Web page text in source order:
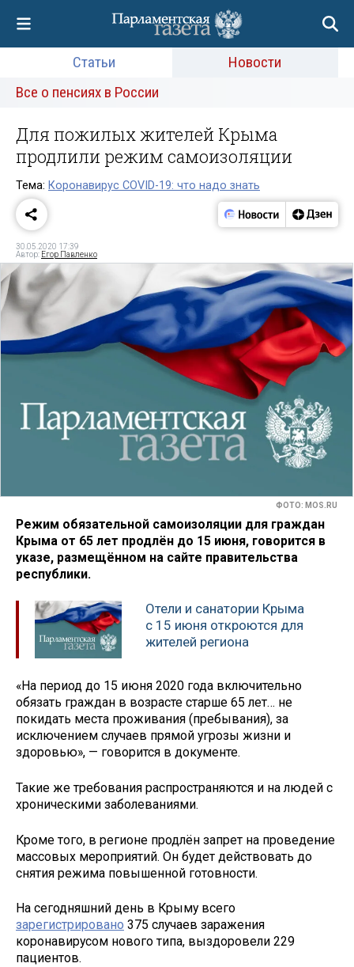
Статьи
Новости
Все о пенсиях в России
Для пожилых жителей Крыма
продлили режим самоизоляции
Тема: Коронавирус COVID-19: что надо знать
30.05.2020 17:39
Автор: Егор Павленко
ФОТО: MOS.RU
Режим обязательной самоизоляции для граждан
Крыма от 65 лет продлён до 15 июня, говорится в
указе, размещённом на сайте правительства
республики.
Отели и санатории Крыма
с 15 июня откроются для
жителей региона
«На период до 15 июня 2020 года включительно
обязать граждан в возрасте старше 65 лет… не
покидать места проживания (пребывания), за
исключением случаев прямой угрозы жизни и
здоровью», — говорится в документе.
Такие же требования распространяются и на людей с
хроническими заболеваниями.
Кроме того, в регионе продлён запрет на проведение
массовых мероприятий. Он будет действовать до
снятия режима повышенной готовности.
На сегодняшний день в Крыму всего
зарегистрировано 375 случаев заражения
коронавирусом нового типа, выздоровели 229
пациентов.